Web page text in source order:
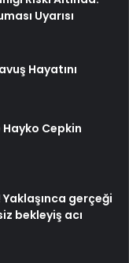
Uyarısı
Hayatını
Cepkin
gerçeği
bekleyiş acı